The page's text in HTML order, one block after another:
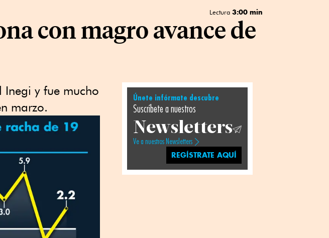
Lectura 3:00 min
con magro avance de
y fue mucho
marzo.
Únete infórmate descubre
Suscríbete a nuestros
Newsletters
Ve a nuestros Newsletters
REGÍSTRATE AQUÍ